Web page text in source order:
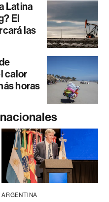
Latina
El
las
calor
horas
ARGENTINA